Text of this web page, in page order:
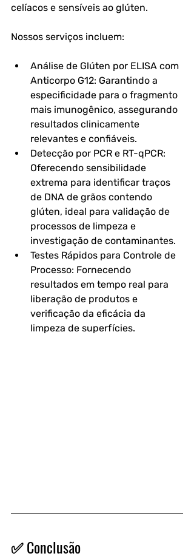
celíacos e sensíveis ao glúten.
Nossos serviços incluem:
Análise de Glúten por ELISA com
Anticorpo G12: Garantindo a
especificidade para o fragmento
mais imunogênico, assegurando
resultados clinicamente
relevantes e confiáveis.
Detecção por PCR e RT-qPCR:
Oferecendo sensibilidade
extrema para identificar traços
de DNA de grãos contendo
glúten, ideal para validação de
processos de limpeza e
investigação de contaminantes.
Testes Rápidos para Controle de
Processo: Fornecendo
resultados em tempo real para
liberação de produtos e
verificação da eficácia da
limpeza de superfícies.
✅ Conclusão